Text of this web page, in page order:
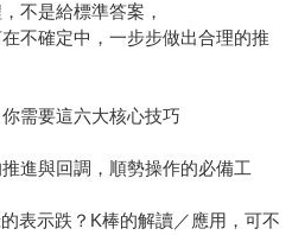
是給標準答案，
確定中，一步步做出合理的推
要這六大核心技巧
進與回調，順勢操作的必備工
表示跌？K棒的解讀／應用，可不